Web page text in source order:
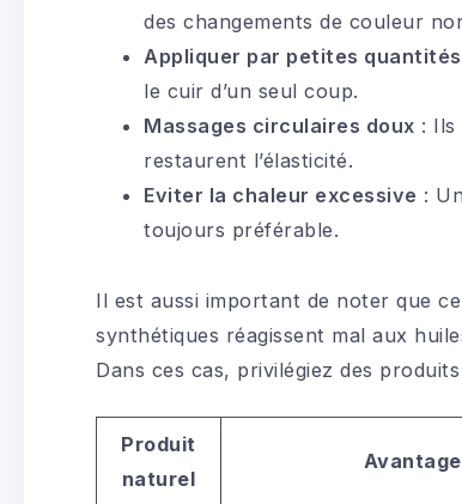
des changements de couleur
Appliquer par petites quantités
le cuir d’un seul coup.
Massages circulaires doux : Ils
restaurent l’élasticité.
Eviter la chaleur excessive :
toujours préférable.
Il est aussi important de noter que
synthétiques réagissent mal aux
Dans ces cas, privilégiez des
Produit
naturel